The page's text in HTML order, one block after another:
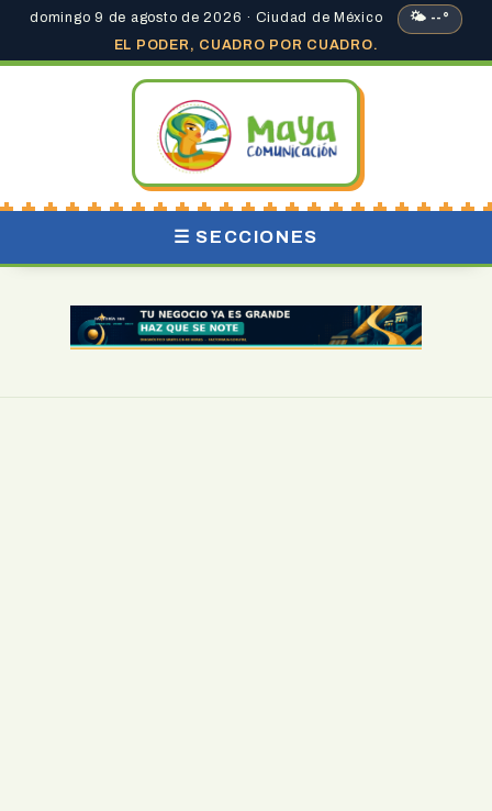
domingo 9 de agosto de 2026 · Ciudad de México
🌤 --°
EL PODER, CUADRO POR CUADRO.
☰ SECCIONES